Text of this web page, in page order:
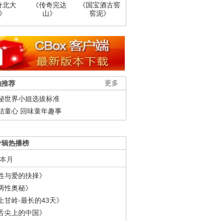
北大
《传奇完达
山》
《国宝酒古窖
窖泥》
更多
推荐
世界小姐选拔标准
童心 回味童年趣事
热播榜
本月
与爱的抉择》
性奥秘》
甘岭-最长的43天》
尖上的中国》